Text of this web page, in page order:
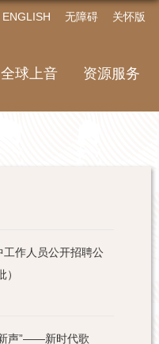
ENGLISH 无障碍 关怀版
全球上音 资源服务